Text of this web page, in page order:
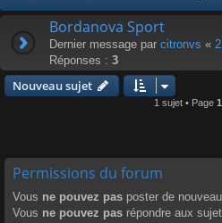
Bordanova Sport
Dernier message par citronvs «
Réponses : 3
Nouveau sujet
1 sujet • Page 1
Permissions du forum
Vous ne pouvez pas poster de
Vous ne pouvez pas répondre aux